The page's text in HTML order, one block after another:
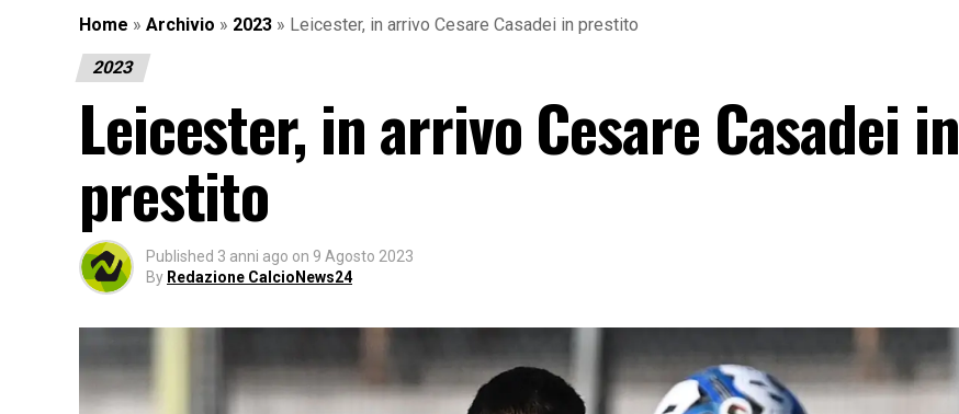
Home » Archivio » 2023 » Leicester, in arrivo Cesare Casadei in prestito
2023
Leicester, in arrivo Cesare Casadei in
prestito
Published 3 anni ago on 9 Agosto 2023
By Redazione CalcioNews24